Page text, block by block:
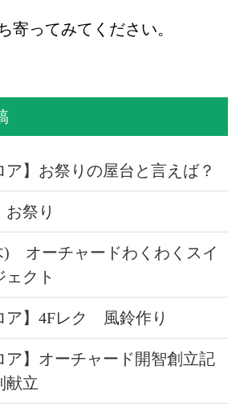
寄ってみてください。
ア】お祭りの屋台と言えば？
祭り
) オーチャードわくわくスイ
ェクト
ア】4Fレク 風鈴作り
ア】オーチャード開智創立記
立